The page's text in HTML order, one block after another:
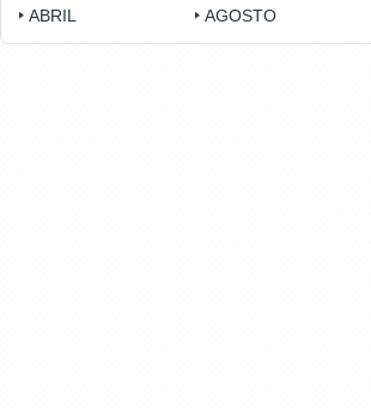
ABRIL
AGOSTO